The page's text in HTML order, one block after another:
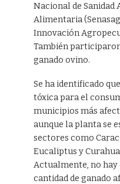
Nacional de Sanidad
Alimentaria
Innovación
También
ganado ovino.
Se ha identificado
tóxica para el
municipios más
aunque la planta se
sectores como
Eucaliptus y
Actualmente, no hay
cantidad de ganado